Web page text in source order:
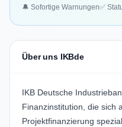
🔔 Sofortige Warnungen✅
Über uns IKBde
IKB Deutsche
Finanzinstitution, die sich
Projektfinanzierung